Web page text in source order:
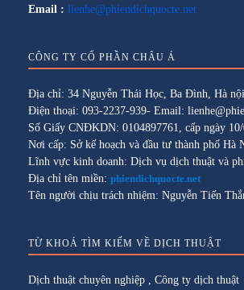
Email : lienhe@phiendichquocte.net
CÔNG TY CỔ PHẦN CHÂU Á
Địa chỉ: 34 Nguyễn Thái Học, Ba Đình, Hà nội
Điện thoại: 093-2237-939- Email:
Số Giấy CNĐKDN: 0104897761, cấp ngày
Nơi cấp: Sở kế hoạch và đầu tư thành phố Hà
Lĩnh vực kinh doanh: Dịch vụ dịch thuật và
Địa chỉ tên miền: phiendichquocte.net
Tên người chịu trách nhiệm: Nguyễn Tiến
TỪ KHOÁ TÌM KIẾM VỀ DỊCH THUẬT
Dịch thuật chuyên nghiệp , Công ty dịch thuật